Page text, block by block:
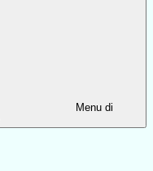
Menu di